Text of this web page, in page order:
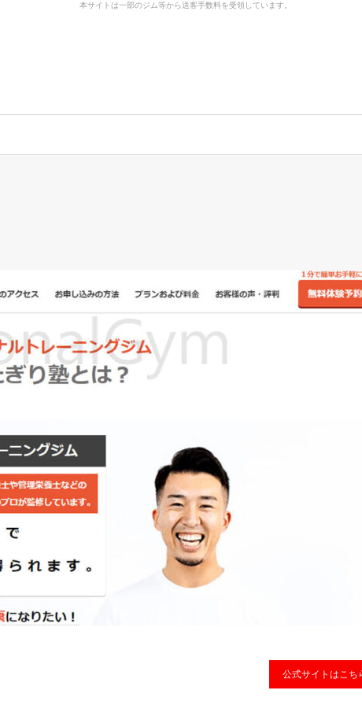
本サイトは一部のジム等から送客手数料を受領しています。
公式サイトはこち